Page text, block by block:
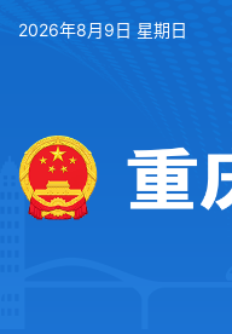
2026年8月9日 星期日